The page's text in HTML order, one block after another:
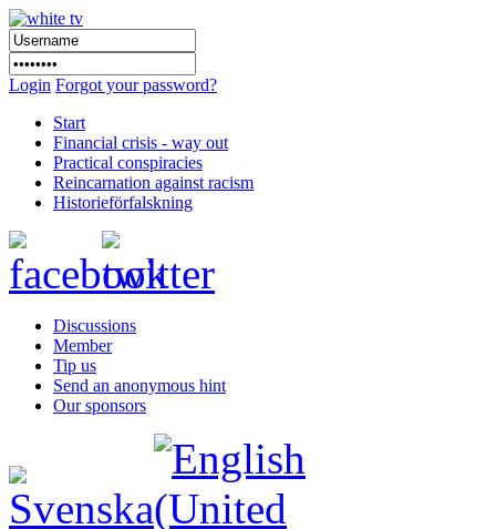
Login Forgot your password?
Start
Financial crisis - way out
Practical conspiracies
Reincarnation against racism
Historieförfalskning
Discussions
Member
Tip us
Send an anonymous hint
Our sponsors